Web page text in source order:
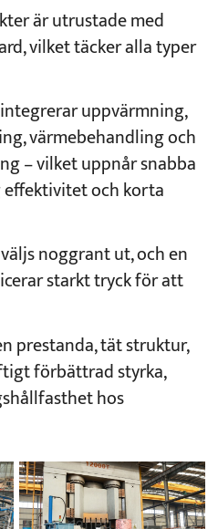
är utrustade med
vilket täcker alla typer
uppvärmning,
värmebehandling och
– vilket uppnår snabba
och korta
noggrant ut, och en
starkt tryck för att
prestanda, tät struktur,
förbättrad styrka,
hos